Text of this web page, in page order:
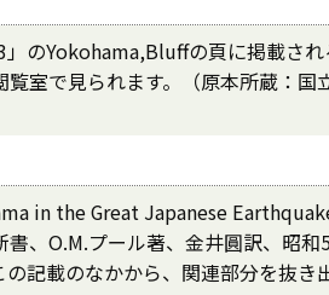
のYokohama,Bluffの頁に掲載され
室で見られます。（原本所蔵：国
in the Great Japanese
書、O.M.プール著、金井圓訳、昭
記載のなかから、関連部分を抜き